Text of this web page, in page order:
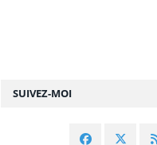
SUIVEZ-MOI